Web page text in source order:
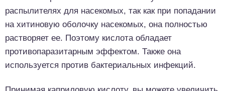
распылителях для насекомых, так как при попадании
на хитиновую оболочку насекомых, она полностью
растворяет ее. Поэтому кислота обладает
противопаразитарным эффектом. Также она
используется против бактериальных инфекций.